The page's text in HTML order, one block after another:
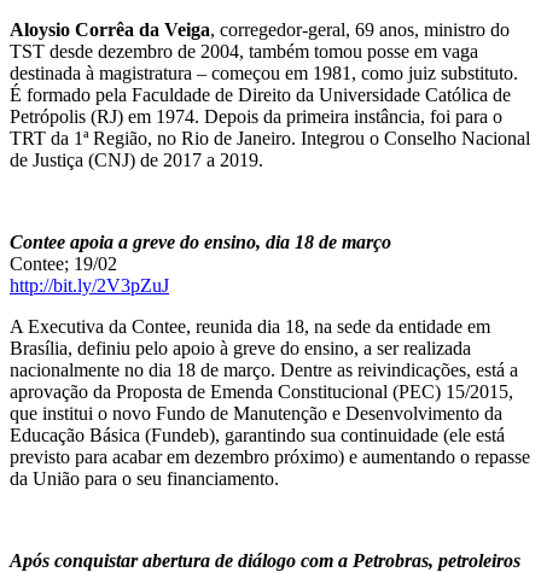
Aloysio Corrêa da Veiga, corregedor-geral, 69 anos, ministro do
TST desde dezembro de 2004, também tomou posse em vaga
destinada à magistratura – começou em 1981, como juiz substituto.
É formado pela Faculdade de Direito da Universidade Católica de
Petrópolis (RJ) em 1974. Depois da primeira instância, foi para o
TRT da 1ª Região, no Rio de Janeiro. Integrou o Conselho Nacional
de Justiça (CNJ) de 2017 a 2019.
Contee apoia a greve do ensino, dia 18 de março
Contee; 19/02
http://bit.ly/2V3pZuJ
A Executiva da Contee, reunida dia 18, na sede da entidade em
Brasília, definiu pelo apoio à greve do ensino, a ser realizada
nacionalmente no dia 18 de março. Dentre as reivindicações, está a
aprovação da Proposta de Emenda Constitucional (PEC) 15/2015,
que institui o novo Fundo de Manutenção e Desenvolvimento da
Educação Básica (Fundeb), garantindo sua continuidade (ele está
previsto para acabar em dezembro próximo) e aumentando o repasse
da União para o seu financiamento.
Após conquistar abertura de diálogo com a Petrobras, petroleiros